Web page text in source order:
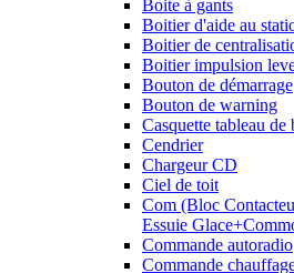
Boite à gants
Boitier d'aide au
Boitier de
Boitier impulsion
Bouton de démarrage
Bouton de warning
Casquette tableau de
Cendrier
Chargeur CD
Ciel de toit
Com (Bloc
Essuie
Commande autoradio
Commande